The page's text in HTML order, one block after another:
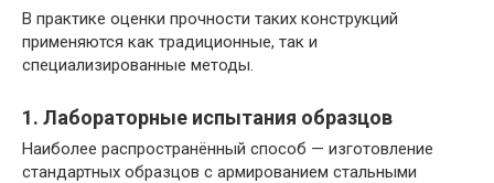
В практике оценки прочности таких конструкций
применяются как традиционные, так и
специализированные методы.
1. Лабораторные испытания образцов
Наиболее распространённый способ — изготовление
стандартных образцов с армированием стальными